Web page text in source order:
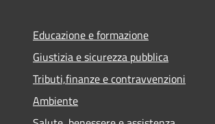
Educazione e formazione
Giustizia e sicurezza pubblica
Tributi,finanze e contravvenzioni
Ambiente